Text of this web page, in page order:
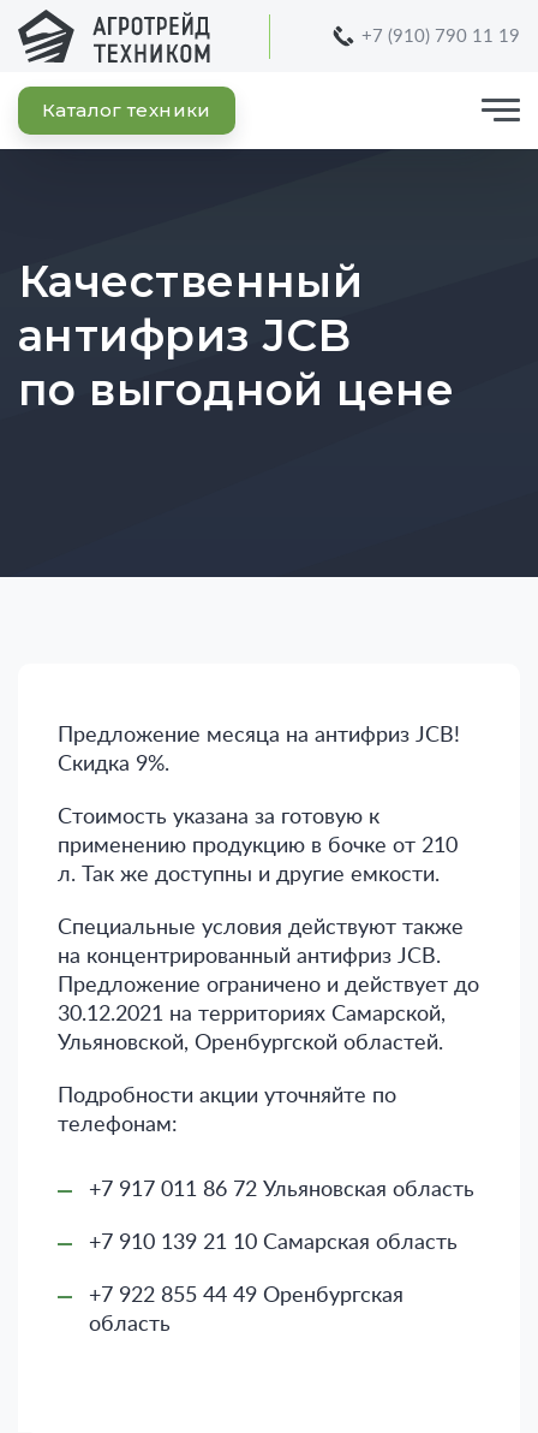
+7 (910) 790 11 19
Каталог техники
Качественный
антифриз JCB
по выгодной цене
Предложение месяца на антифриз JCB!
Скидка 9%.
Стоимость указана за готовую к
применению продукцию в бочке от 210
л. Так же доступны и другие емкости.
Специальные условия действуют также
на концентрированный антифриз JCB.
Предложение ограничено и действует до
30.12.2021 на территориях Самарской,
Ульяновской, Оренбургской областей.
Подробности акции уточняйте по
телефонам:
+7 917 011 86 72 Ульяновская область
+7 910 139 21 10 Самарская область
+7 922 855 44 49 Оренбургская
область